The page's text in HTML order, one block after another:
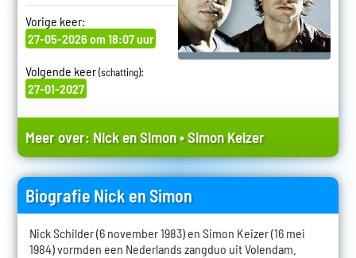
Vorige keer:
27-05-2026 om 18:07 uur
Volgende keer(schatting):
27-01-2027
Meer over: Nick en Simon•Simon Keizer
Biografie Nick en Simon
Nick Schilder (6 november 1983) en Simon Keizer (16 mei
1984) vormden een Nederlands zangduo uit Volendam.